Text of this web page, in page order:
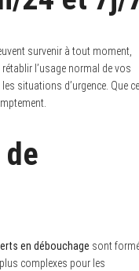
survenir à tout moment,
l’usage normal de vos
situations d’urgence. Que ce
en débouchage sont
complexes pour les